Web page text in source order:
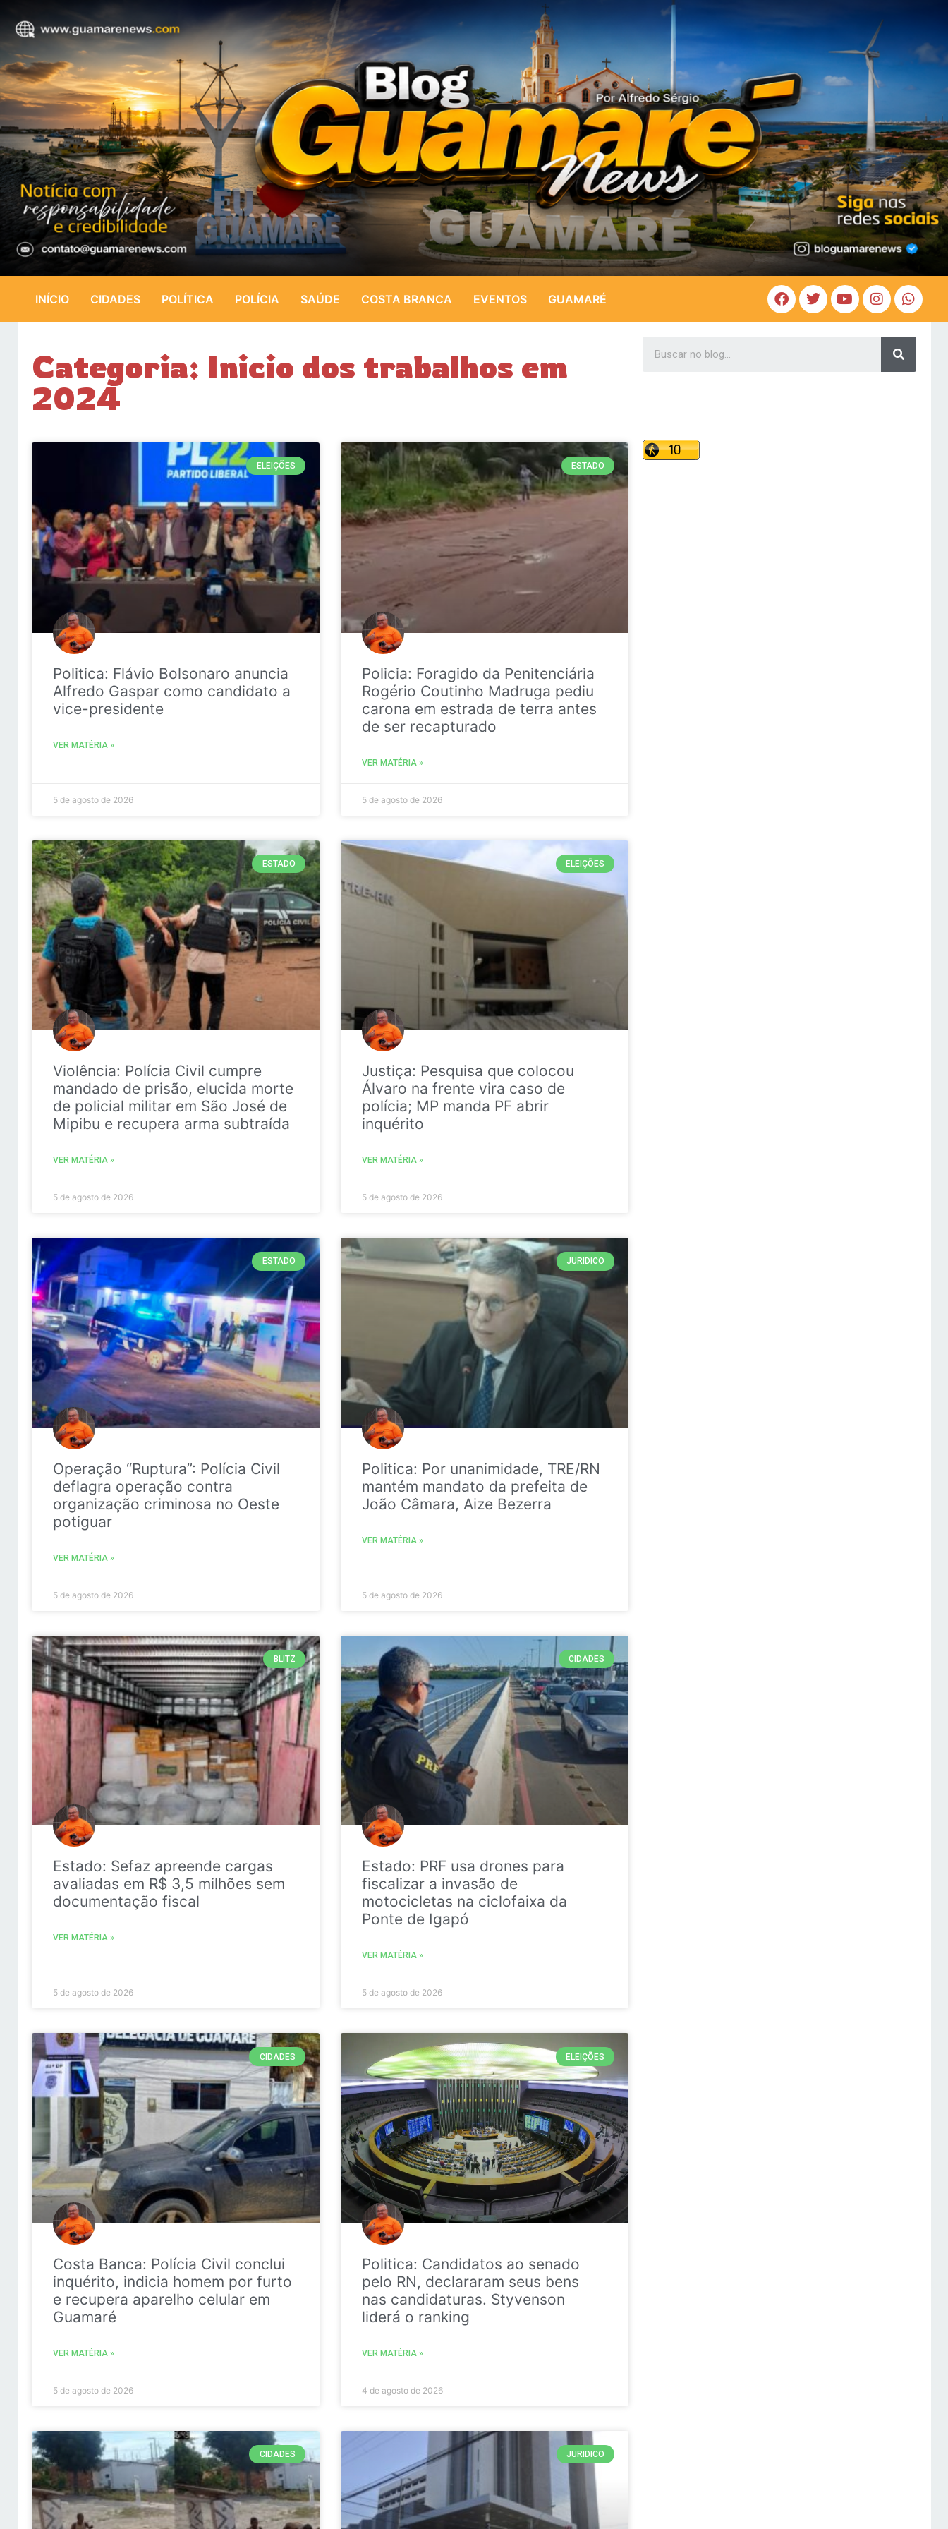
INÍCIO CIDADES POLÍTICA POLÍCIA SAÚDE COSTA BRANCA EVENTOS GUAMARÉ
Categoria: Inicio dos trabalhos em
2024
ELEIÇÕES
Politica: Flávio Bolsonaro anuncia
Alfredo Gaspar como candidato a
vice-presidente
VER MATÉRIA »
5 de agosto de 2026
ESTADO
Policia: Foragido da Penitenciária
Rogério Coutinho Madruga pediu
carona em estrada de terra antes
de ser recapturado
VER MATÉRIA »
5 de agosto de 2026
ESTADO
Violência: Polícia Civil cumpre
mandado de prisão, elucida morte
de policial militar em São José de
Mipibu e recupera arma subtraída
VER MATÉRIA »
5 de agosto de 2026
ELEIÇÕES
Justiça: Pesquisa que colocou
Álvaro na frente vira caso de
polícia; MP manda PF abrir
inquérito
VER MATÉRIA »
5 de agosto de 2026
ESTADO
Operação “Ruptura”: Polícia Civil
deflagra operação contra
organização criminosa no Oeste
potiguar
VER MATÉRIA »
5 de agosto de 2026
JURIDICO
Politica: Por unanimidade, TRE/RN
mantém mandato da prefeita de
João Câmara, Aize Bezerra
VER MATÉRIA »
5 de agosto de 2026
BLITZ
Estado: Sefaz apreende cargas
avaliadas em R$ 3,5 milhões sem
documentação fiscal
VER MATÉRIA »
5 de agosto de 2026
CIDADES
Estado: PRF usa drones para
fiscalizar a invasão de
motocicletas na ciclofaixa da
Ponte de Igapó
VER MATÉRIA »
5 de agosto de 2026
CIDADES
Costa Banca: Polícia Civil conclui
inquérito, indicia homem por furto
e recupera aparelho celular em
Guamaré
VER MATÉRIA »
5 de agosto de 2026
ELEIÇÕES
Politica: Candidatos ao senado
pelo RN, declararam seus bens
nas candidaturas. Styvenson
liderá o ranking
VER MATÉRIA »
4 de agosto de 2026
CIDADES JURIDICO